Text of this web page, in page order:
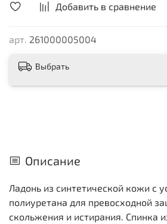
Добавить в сравнение
арт. 261000005004
Выбрать
Описание
Ладонь из синтетической кожи с
полиуретана для превосходной
скольжения и истирания. Спинка